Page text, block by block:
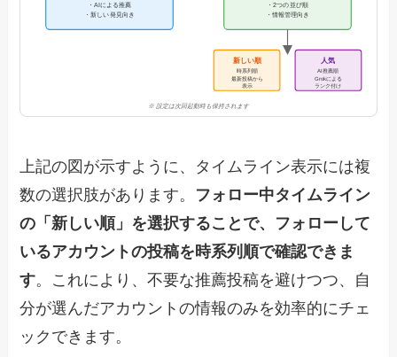
・AIによる推薦
・新しい発見向き
・2つの並び順
・情報管理向き
新しい順
時系列順
最新投稿から
表示
人気
AI推薦順
Grokによる
ランク付け
※ 設定は次回起動時も保持されます
上記の図が示すように、タイムライン表示には複
数の選択肢があります。 フォロー中タイムライン
の「新しい順」を選択することで、フォローして
いるアカウントの投稿を時系列順で確認できま
す。これにより、不要な推薦投稿を避けつつ、自
分が選んだアカウントの情報のみを効率的にチェ
ックできます。